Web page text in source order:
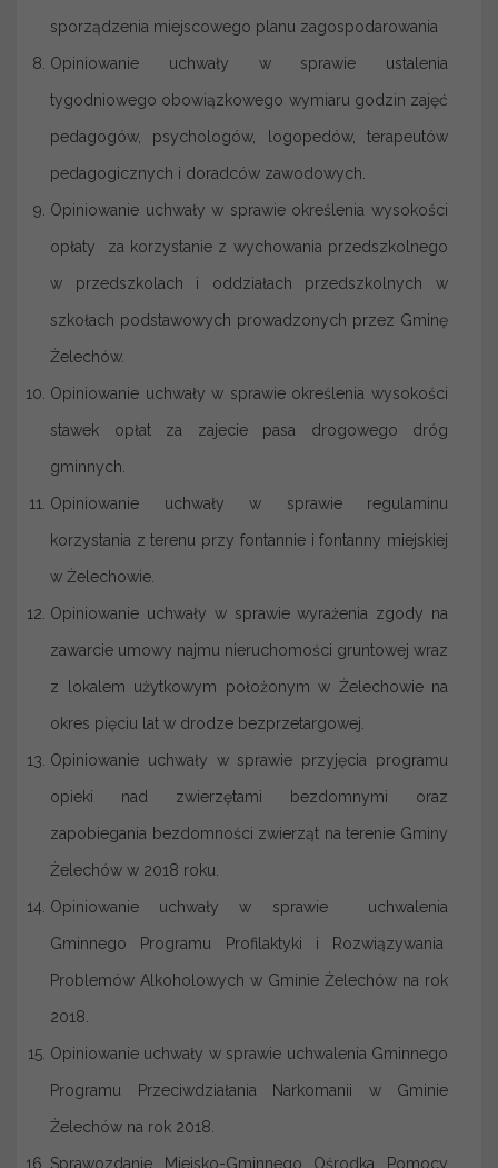
sporządzenia miejscowego planu zagospodarowania
Opiniowanie uchwały w sprawie ustalenia
tygodniowego obowiązkowego wymiaru godzin zajęć
pedagogów, psychologów, logopedów, terapeutów
pedagogicznych i doradców zawodowych.
Opiniowanie uchwały w sprawie określenia wysokości
opłaty za korzystanie z wychowania przedszkolnego
w przedszkolach i oddziałach przedszkolnych w
szkołach podstawowych prowadzonych przez Gminę
Żelechów.
Opiniowanie uchwały w sprawie określenia wysokości
stawek opłat za zajecie pasa drogowego dróg
gminnych.
Opiniowanie uchwały w sprawie regulaminu
korzystania z terenu przy fontannie i fontanny miejskiej
w Żelechowie.
Opiniowanie uchwały w sprawie wyrażenia zgody na
zawarcie umowy najmu nieruchomości gruntowej wraz
z lokalem użytkowym położonym w Żelechowie na
okres pięciu lat w drodze bezprzetargowej.
Opiniowanie uchwały w sprawie przyjęcia programu
opieki nad zwierzętami bezdomnymi oraz
zapobiegania bezdomności zwierząt na terenie Gminy
Żelechów w 2018 roku.
Opiniowanie uchwały w sprawie uchwalenia
Gminnego Programu Profilaktyki i Rozwiązywania
Problemów Alkoholowych w Gminie Żelechów na rok
2018.
Opiniowanie uchwały w sprawie uchwalenia Gminnego
Programu Przeciwdziałania Narkomanii w Gminie
Żelechów na rok 2018.
Sprawozdanie Miejsko-Gminnego Ośrodka Pomocy